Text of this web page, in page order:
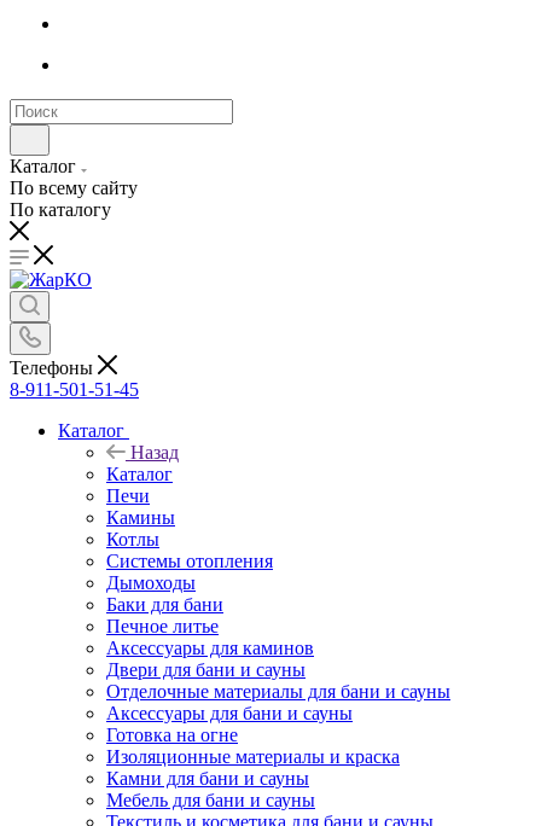
Каталог
По всему сайту
По каталогу
Телефоны
8-911-501-51-45
Каталог
Назад
Каталог
Печи
Камины
Котлы
Системы отопления
Дымоходы
Баки для бани
Печное литье
Аксессуары для каминов
Двери для бани и сауны
Отделочные материалы для бани и сауны
Аксессуары для бани и сауны
Готовка на огне
Изоляционные материалы и краска
Камни для бани и сауны
Мебель для бани и сауны
Текстиль и косметика для бани и сауны